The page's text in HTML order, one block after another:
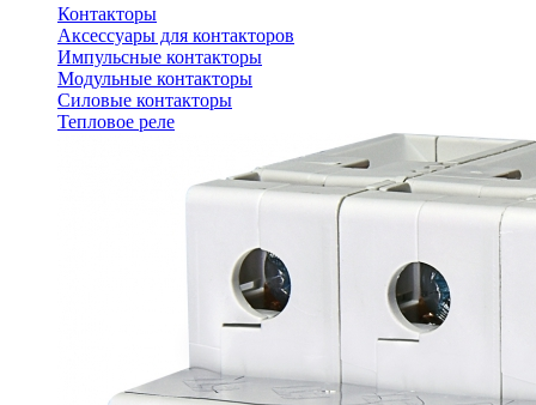
Контакторы
Аксессуары для контакторов
Импульсные контакторы
Модульные контакторы
Силовые контакторы
Тепловое реле